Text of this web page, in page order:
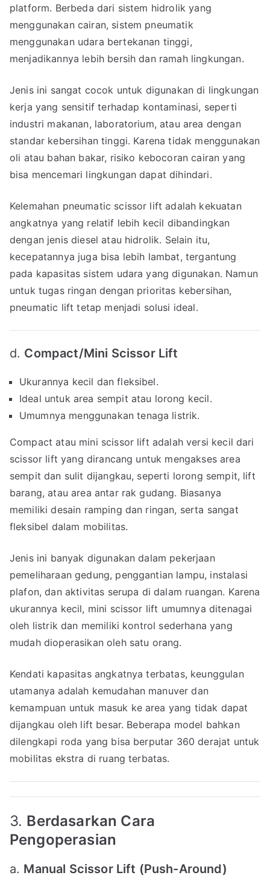
platform. Berbeda dari sistem hidrolik yang
menggunakan cairan, sistem pneumatik
menggunakan udara bertekanan tinggi,
menjadikannya lebih bersih dan ramah lingkungan.
Jenis ini sangat cocok untuk digunakan di lingkungan
kerja yang sensitif terhadap kontaminasi, seperti
industri makanan, laboratorium, atau area dengan
standar kebersihan tinggi. Karena tidak menggunakan
oli atau bahan bakar, risiko kebocoran cairan yang
bisa mencemari lingkungan dapat dihindari.
Kelemahan pneumatic scissor lift adalah kekuatan
angkatnya yang relatif lebih kecil dibandingkan
dengan jenis diesel atau hidrolik. Selain itu,
kecepatannya juga bisa lebih lambat, tergantung
pada kapasitas sistem udara yang digunakan. Namun
untuk tugas ringan dengan prioritas kebersihan,
pneumatic lift tetap menjadi solusi ideal.
d. Compact/Mini Scissor Lift
Ukurannya kecil dan fleksibel.
Ideal untuk area sempit atau lorong kecil.
Umumnya menggunakan tenaga listrik.
Compact atau mini scissor lift adalah versi kecil dari
scissor lift yang dirancang untuk mengakses area
sempit dan sulit dijangkau, seperti lorong sempit, lift
barang, atau area antar rak gudang. Biasanya
memiliki desain ramping dan ringan, serta sangat
fleksibel dalam mobilitas.
Jenis ini banyak digunakan dalam pekerjaan
pemeliharaan gedung, penggantian lampu, instalasi
plafon, dan aktivitas serupa di dalam ruangan. Karena
ukurannya kecil, mini scissor lift umumnya ditenagai
oleh listrik dan memiliki kontrol sederhana yang
mudah dioperasikan oleh satu orang.
Kendati kapasitas angkatnya terbatas, keunggulan
utamanya adalah kemudahan manuver dan
kemampuan untuk masuk ke area yang tidak dapat
dijangkau oleh lift besar. Beberapa model bahkan
dilengkapi roda yang bisa berputar 360 derajat untuk
mobilitas ekstra di ruang terbatas.
3. Berdasarkan Cara
Pengoperasian
a. Manual Scissor Lift (Push-Around)